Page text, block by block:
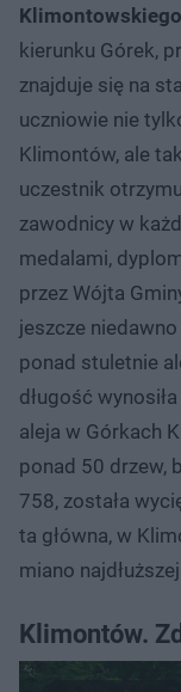
Klimontowskiego
kierunku Górek,
znajduje się na
uczniowie nie
Klimontów, ale
uczestnik
zawodnicy w
medalami,
przez Wójta
jeszcze
ponad stuletnie
długość
aleja w Górkach
ponad 50 drzew,
758, została
ta główna, w
miano
Klimontów.